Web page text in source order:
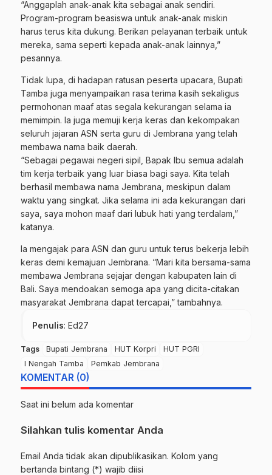
“Anggaplah anak-anak kita sebagai anak sendiri.
Program-program beasiswa untuk anak-anak miskin
harus terus kita dukung. Berikan pelayanan terbaik untuk
mereka, sama seperti kepada anak-anak lainnya,”
pesannya.
Tidak lupa, di hadapan ratusan peserta upacara, Bupati
Tamba juga menyampaikan rasa terima kasih sekaligus
permohonan maaf atas segala kekurangan selama ia
memimpin. Ia juga memuji kerja keras dan kekompakan
seluruh jajaran ASN serta guru di Jembrana yang telah
membawa nama baik daerah.
“Sebagai pegawai negeri sipil, Bapak Ibu semua adalah
tim kerja terbaik yang luar biasa bagi saya. Kita telah
berhasil membawa nama Jembrana, meskipun dalam
waktu yang singkat. Jika selama ini ada kekurangan dari
saya, saya mohon maaf dari lubuk hati yang terdalam,”
katanya.
Ia mengajak para ASN dan guru untuk terus bekerja lebih
keras demi kemajuan Jembrana. “Mari kita bersama-sama
membawa Jembrana sejajar dengan kabupaten lain di
Bali. Saya mendoakan semoga apa yang dicita-citakan
masyarakat Jembrana dapat tercapai,” tambahnya.
Penulis: Ed27
Tags Bupati Jembrana HUT Korpri
HUT PGRI
I Nengah Tamba
Pemkab Jembrana
KOMENTAR (0)
Saat ini belum ada komentar
Silahkan tulis komentar Anda
Email Anda tidak akan dipublikasikan. Kolom yang
bertanda bintang (*) wajib diisi